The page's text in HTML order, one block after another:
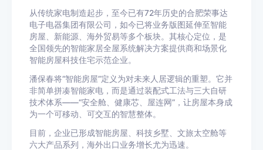
从传统家电制造起步，至今已有72年历史的合肥荣事达
电子电器集团有限公司，如今已将业务版图延伸至智能
房屋、新能源、海外贸易等多个板块。其核心定位，是
全国领先的智能家居全屋系统解决方案提供商和场景化
智能房屋科技住宅示范企业。
潘保春将“智能房屋”定义为对未来人居逻辑的重塑。它并
非简单拼凑智能家电，而是通过装配式工法与三大自研
技术体系——“安全舱、健康芯、屋连网”，让房屋本身成
为一个可移动、可交互的智慧整体。
目前，企业已形成智能房屋、科技乡墅、文旅太空舱等
六大产品系列，海外出口业务增长尤为迅速。